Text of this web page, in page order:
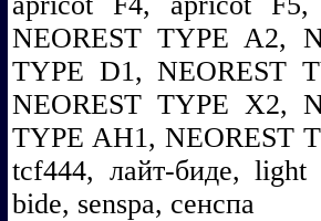
NEOREST TYPE A2,
TYPE D1, NEOREST
NEOREST TYPE X2,
TYPE AH1, NEOREST
tcf444, лайт-биде, light
bide, senspa, сенспа